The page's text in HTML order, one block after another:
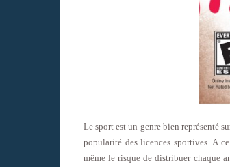
Le sport est un genre bien représenté
popularité des licences sportives. A
même le risque de distribuer chaque